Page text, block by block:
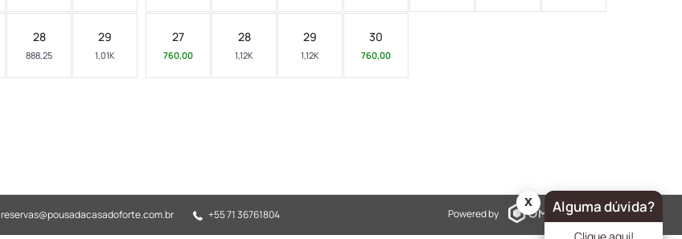
28
888,25
29
1,01K
27
760,00
28
1,12K
29
1,12K
30
760,00
reservas@pousadacasadoforte.com.br +55 71 36761804 Powered by Alguma dúvida?
x